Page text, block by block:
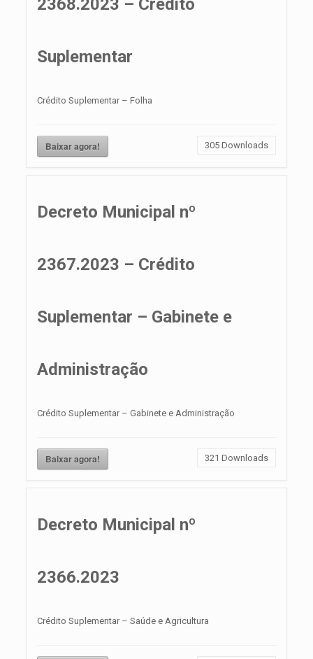
2368.2023 – Crédito
Suplementar
Crédito Suplementar – Folha
Baixar agora! 305 Downloads
Decreto Municipal nº
2367.2023 – Crédito
Suplementar – Gabinete e
Administração
Crédito Suplementar – Gabinete e Administração
Baixar agora! 321 Downloads
Decreto Municipal nº
2366.2023
Crédito Suplementar – Saúde e Agricultura